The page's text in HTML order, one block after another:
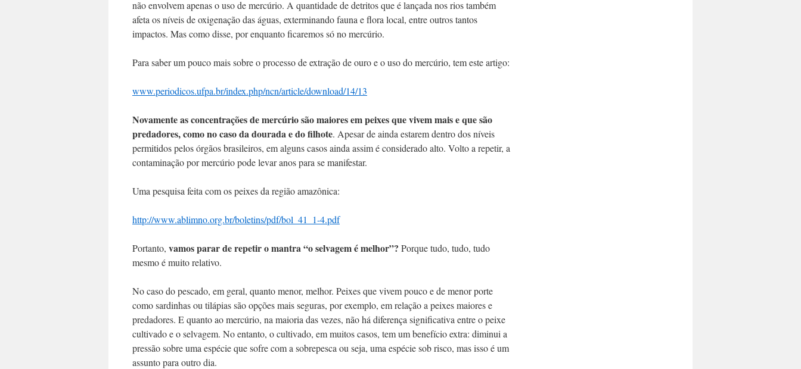
não envolvem apenas o uso de mercúrio. A quantidade de detritos que é lançada nos rios também
afeta os níveis de oxigenação das águas, exterminando fauna e flora local, entre outros tantos
impactos. Mas como disse, por enquanto ficaremos só no mercúrio.
Para saber um pouco mais sobre o processo de extração de ouro e o uso do mercúrio, tem este artigo:
www.periodicos.ufpa.br/index.php/ncn/article/download/14/13
Novamente as concentrações de mercúrio são maiores em peixes que vivem mais e que são
predadores, como no caso da dourada e do filhote. Apesar de ainda estarem dentro dos níveis
permitidos pelos órgãos brasileiros, em alguns casos ainda assim é considerado alto. Volto a repetir, a
contaminação por mercúrio pode levar anos para se manifestar.
Uma pesquisa feita com os peixes da região amazônica:
http://www.ablimno.org.br/boletins/pdf/bol_41_1-4.pdf
Portanto, vamos parar de repetir o mantra “o selvagem é melhor”? Porque tudo, tudo, tudo
mesmo é muito relativo.
No caso do pescado, em geral, quanto menor, melhor. Peixes que vivem pouco e de menor porte
como sardinhas ou tilápias são opções mais seguras, por exemplo, em relação a peixes maiores e
predadores. E quanto ao mercúrio, na maioria das vezes, não há diferença significativa entre o peixe
cultivado e o selvagem. No entanto, o cultivado, em muitos casos, tem um benefício extra: diminui a
pressão sobre uma espécie que sofre com a sobrepesca ou seja, uma espécie sob risco, mas isso é um
assunto para outro dia.